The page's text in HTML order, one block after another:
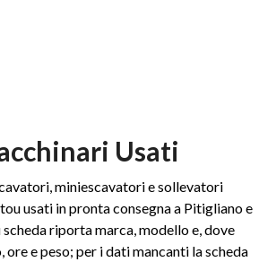
Usati
miniescavatori e sollevatori
usati in pronta consegna a Pitigliano e
riporta marca, modello e, dove
ore e peso; per i dati mancanti la scheda